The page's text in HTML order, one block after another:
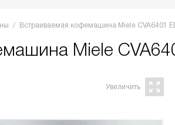
Встраиваемая кофемашина Miele CVA6401
Miele